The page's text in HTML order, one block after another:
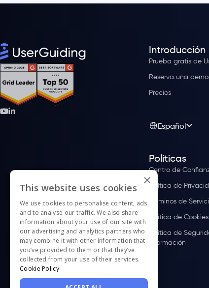
Introducción
Prueba gratis de
Reserva una
Precios
Español
Políticas
Centro de
Política de
Términos de
Política de Cookies
Política de
Información
×
This website uses cookies
We use cookies to personalise content, ads
and to analyse our traffic. We also share
information about your use of our site with
our advertising and analytics partners who
may combine it with other information that
you’ve provided to them or that they’ve
collected from your use of their services.
Cookie Policy